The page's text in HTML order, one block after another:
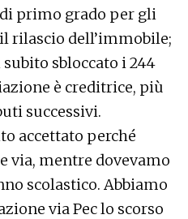
primo grado per gli
il rilascio dell’immobile;
sbloccato i 244
è creditrice, più
successivi.
accettato perché
via, mentre dovevamo
scolastico. Abbiamo
via Pec lo scorso